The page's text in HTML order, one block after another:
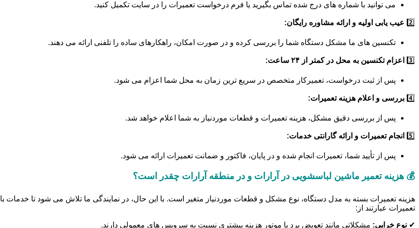
می توانید با شماره های درج شده تماس بگیرید یا فرم درخواست تعمیرات را در سایت تکمیل کنید.
2️⃣ عیب یابی اولیه و ارائه مشاوره رایگان:
تکنسین های ما مشکل دستگاه شما را بررسی کرده و در صورت امکان، راهکارهای ساده را تلفنی ارائه می دهند.
3️⃣ اعزام تکنسین به محل در کمتر از ۲۴ ساعت:
پس از ثبت درخواست، تعمیرکار متخصص در سریع ترین زمان به محل شما اعزام می شود.
4️⃣ بررسی و اعلام هزینه تعمیرات:
پس از بررسی دقیق مشکل، هزینه تعمیرات و قطعات موردنیاز به شما اعلام خواهد شد.
5️⃣ انجام تعمیرات و ارائه گارانتی خدمات:
پس از تأیید شما، تعمیرات انجام شده و در پایان، فاکتور و ضمانت تعمیرات ارائه می شود.
💰 هزینه تعمیر ماشین لباسشویی در آرارات و در منطقه آرارات چقدر است؟
هزینه تعمیرات بسته به مدل دستگاه، نوع مشکل و قطعات موردنیاز متغیر است. با این حال، در نمایندگی ما تلاش می شود تا خدمات با
تعمیرات عبارتند از:
✔ نوع خرابی: مشکلاتی مانند تعویض برد یا موتور هزینه بیشتری نسبت به سرویس های معمولی دارند.